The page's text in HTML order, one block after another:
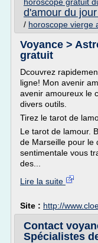
d'amour du
/ horoscope vierge
Voyance >
gratuit
Dcouvrez
ligne! Mon avenir
avenir amoureux le
divers outils.
Tirez le tarot de
Le tarot de lamour.
de Marseille pour le
sentimentale vous
des...
Lire la suite
Site : http://
Contact
Spécialistes